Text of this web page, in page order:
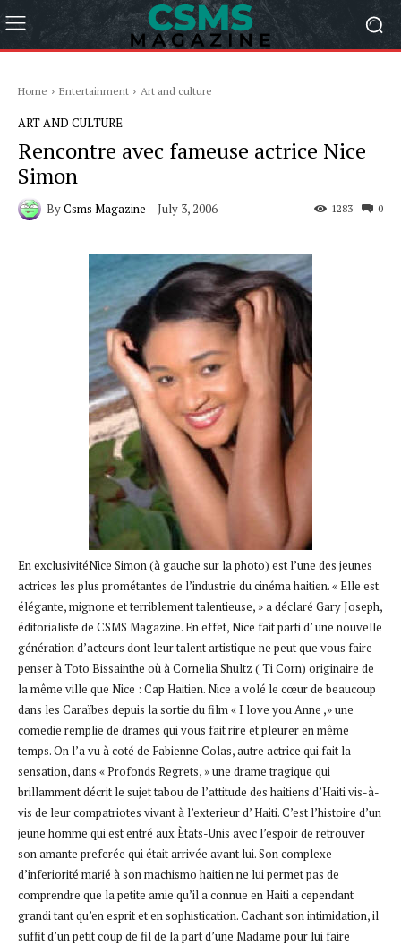
Home Entertainment Art and culture
ART AND CULTURE
Rencontre avec fameuse actrice Nice
Simon
ByCsms Magazine July 3, 2006 0
1283
En exclusivitéNice Simon (à gauche sur la photo) est l’une des jeunes
actrices les plus prométantes de l’industrie du cinéma haitien. « Elle est
élégante, mignone et terriblement talentieuse, » a déclaré Gary Joseph,
éditorialiste de CSMS Magazine. En effet, Nice fait parti d’ une nouvelle
génération d’acteurs dont leur talent artistique ne peut que vous faire
penser à Toto Bissainthe où à Cornelia Shultz ( Ti Corn) originaire de
la même ville que Nice : Cap Haitien. Nice a volé le cœur de beaucoup
dans les Caraïbes depuis la sortie du film « I love you Anne ,» une
comedie remplie de drames qui vous fait rire et pleurer en même
temps. On l’a vu à coté de Fabienne Colas, autre actrice qui fait la
sensation, dans « Profonds Regrets, » une drame tragique qui
brillamment décrit le sujet tabou de l’attitude des haitiens d’Haiti vis-à-
vis de leur compatriotes vivant à l’exterieur d’ Haiti. C’est l’histoire d’un
jeune homme qui est entré aux Ètats-Unis avec l’espoir de retrouver
son amante preferée qui était arrivée avant lui. Son complexe
d’inferiorité marié à son machismo haitien ne lui permet pas de
comprendre que la petite amie qu’il a connue en Haiti a cependant
grandi tant qu’en esprit et en sophistication. Cachant son intimidation, il
suffit d’un petit coup de fil de la part d’une Madame pour lui faire